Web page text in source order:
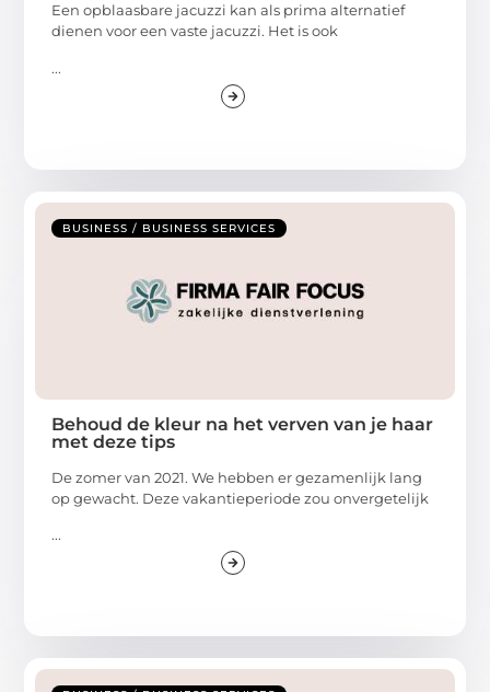
Een opblaasbare jacuzzi kan als prima alternatief
dienen voor een vaste jacuzzi. Het is ook
...
BUSINESS / BUSINESS SERVICES
Behoud de kleur na het verven van je haar
met deze tips
De zomer van 2021. We hebben er gezamenlijk lang
op gewacht. Deze vakantieperiode zou onvergetelijk
...